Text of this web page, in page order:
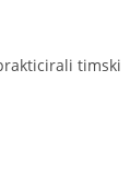
timski